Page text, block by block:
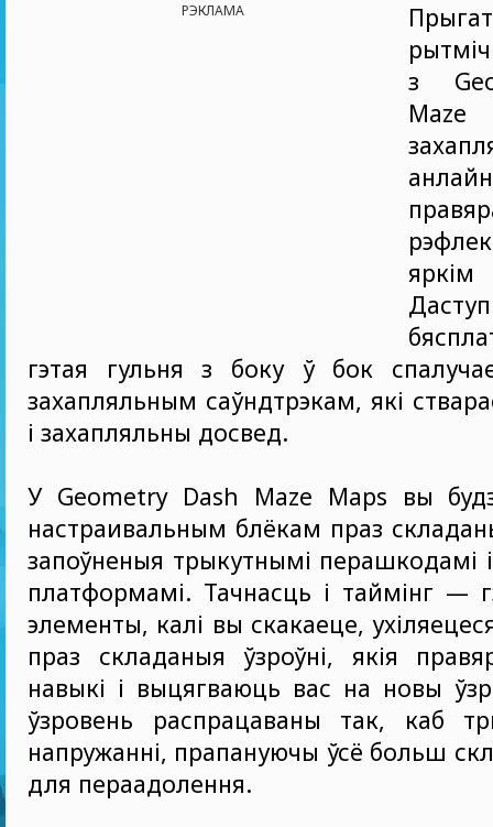
РЭКЛАМА
з
гэтая гульня з боку ў бок
захапляльным саўндтрэкам, які
і захапляльны досвед.
У Geometry Dash Maze Maps вы
настраивальным блёкам праз
запоўненыя трыкутнымі перашкодамі
платформамі. Тачнасць і таймінг —
элементы, калі вы скакаеце,
праз складаныя ўзроўні, якія
навыкі і выцягваюць вас на новы
ўзровень распрацаваны так, каб
напружанні, прапануючы ўсё больш
для пераадолення.